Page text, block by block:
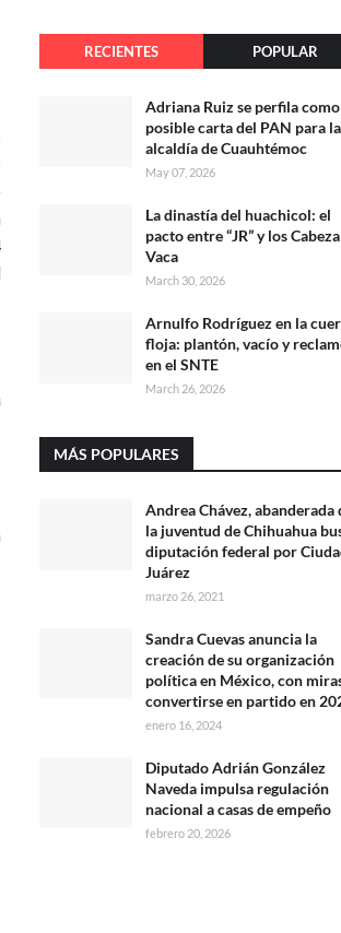
RECIENTES POPULAR
Adriana Ruiz se perfila como
posible carta del PAN para la
alcaldía de Cuauhtémoc
May 07, 2026
La dinastía del huachicol: el
pacto entre “JR” y los
Vaca
March 30, 2026
Arnulfo Rodríguez en la
floja: plantón, vacío y
en el SNTE
March 26, 2026
MÁS POPULARES
Andrea Chávez, abanderada
la juventud de Chihuahua
diputación federal por
Juárez
marzo 26, 2021
Sandra Cuevas anuncia la
creación de su organización
política en México, con
convertirse en partido en
enero 16, 2024
Diputado Adrián González
Naveda impulsa regulación
nacional a casas de empeño
febrero 20, 2026